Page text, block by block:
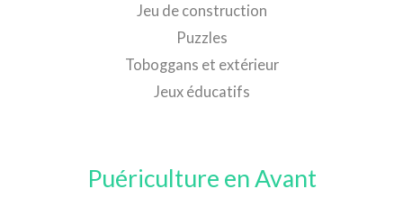
Jeu de construction
Puzzles
Toboggans et extérieur
Jeux éducatifs
Puériculture en Avant